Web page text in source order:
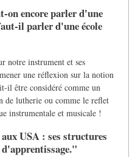
on encore parler d'une
il parler d'une école
notre instrument et ses
une réflexion sur la notion
il être considéré comme un
de lutherie ou comme le reflet
instrumentale et musicale !
USA : ses structures
d'apprentissage."